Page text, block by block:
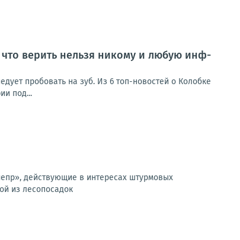
верить нельзя никому и любую инф-
пробовать на зуб. Из 6 топ-новостей о Колобке
под...
действующие в интересах штурмовых
из лесопосадок